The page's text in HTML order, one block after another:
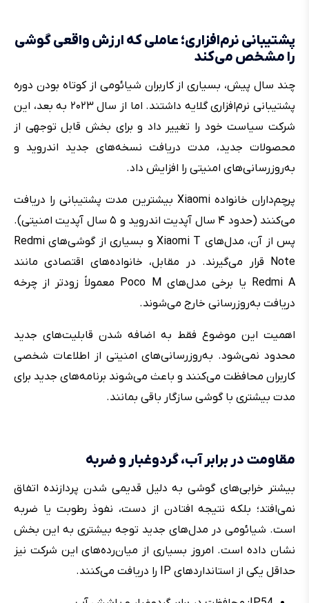
پشتیبانی نرم‌افزاری؛ عاملی که ارزش واقعی گوشی
را مشخص می‌کند
چند سال پیش، بسیاری از کاربران شیائومی از کوتاه بودن دوره
پشتیبانی نرم‌افزاری گلایه داشتند. اما از سال ۲۰۲۳ به بعد، این
شرکت سیاست خود را تغییر داد و برای بخش قابل توجهی از
محصولات جدید، مدت دریافت نسخه‌های جدید اندروید و
به‌روزرسانی‌های امنیتی را افزایش داد.
پرچم‌داران خانواده Xiaomi بیشترین مدت پشتیبانی را دریافت
می‌کنند (حدود ۴ سال آپدیت اندروید و ۵ سال آپدیت امنیتی).
پس از آن، مدل‌های Xiaomi T و بسیاری از گوشی‌های Redmi
Note قرار می‌گیرند. در مقابل، خانواده‌های اقتصادی مانند
Redmi A یا برخی مدل‌های Poco M معمولاً زودتر از چرخه
دریافت به‌روزرسانی خارج می‌شوند.
اهمیت این موضوع فقط به اضافه شدن قابلیت‌های جدید
محدود نمی‌شود. به‌روزرسانی‌های امنیتی از اطلاعات شخصی
کاربران محافظت می‌کنند و باعث می‌شوند برنامه‌های جدید برای
مدت بیشتری با گوشی سازگار باقی بمانند.
مقاومت در برابر آب، گردوغبار و ضربه
بیشتر خرابی‌های گوشی به دلیل قدیمی شدن پردازنده اتفاق
نمی‌افتد؛ بلکه نتیجه افتادن از دست، نفوذ رطوبت یا ضربه
است. شیائومی در مدل‌های جدید توجه بیشتری به این بخش
نشان داده است. امروز بسیاری از میان‌رده‌های این شرکت نیز
حداقل یکی از استانداردهای IP را دریافت می‌کنند.